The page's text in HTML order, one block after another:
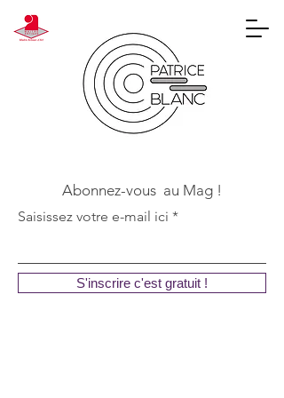
Abonnez-vous au Mag !
Saisissez votre e-mail ici
S'inscrire c'est gratuit !